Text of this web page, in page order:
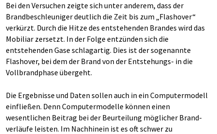
Bei den Versuchen zeigte sich unter anderem, dass der
Brandbeschleuniger deutlich die Zeit bis zum „Flashover“
verkürzt. Durch die Hitze des entstehenden Brandes wird das
Mobiliar zersetzt. In der Folge entzünden sich die
entstehenden Gase schlagartig. Dies ist der sogenannte
Flashover, bei dem der Brand von der Entstehungs- in die
Vollbrandphase übergeht.
Die Ergebnisse und Daten sollen auch in ein Computermodell
einfließen. Denn Computermodelle können einen
wesentlichen Beitrag bei der Beurteilung möglicher Brand­
verläufe leisten. Im Nachhinein ist es oft schwer zu